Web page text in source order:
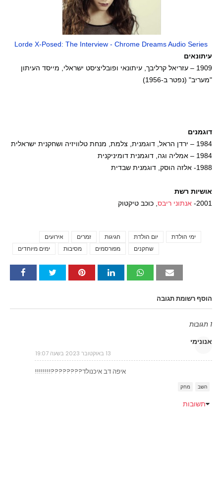
Lorde X-Posed: The Interview - Chrome Dreams Audio Series
עיתונאים
1909 – עזריאל קרליבך, עיתונאי ופובליציסט ישראלי, מייסד העיתון
"מעריב" (נפטר ב-1956)
דוגמנים
1984 – ירדן הראל, דוגמנית, צלמת, מנחת טלוויזיה ושחקנית ישראלית
1984 – אמליה וגה, דוגמנית דומיניקנית
1988- אלזה הוסק, דוגמנית שבדית
אושיות רשת
2001-
אנתוני ריבס , כוכב טיקטוק
אירועים זמרים חגיגות יום הולדת
ימי הולדת
ימים מיוחדים
מסיבות מפורסמים שחקנים
הוסף רשומת תגובה
1 תגובות
אנונימי
13 באוקטובר 2023 בשעה 19:07
איפה דב איכנולד????????!!!!!!!!
השב מחק
תשובות